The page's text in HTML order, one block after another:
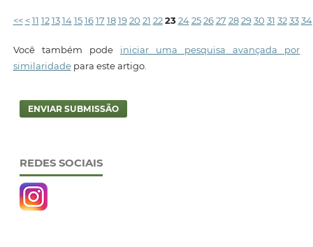
<< < 11 12 13 14 15 16 17 18 19 20 21 22 23 24 25 26 27 28 29 30 31 32 33 34
Você também pode iniciar uma pesquisa avançada por
similaridadepara este artigo.
ENVIAR SUBMISSÃO
REDES SOCIAIS